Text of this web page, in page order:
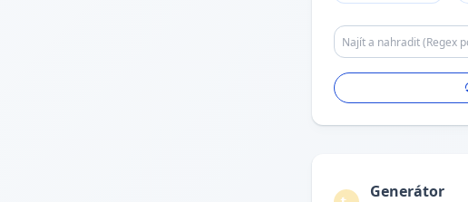
Generátor